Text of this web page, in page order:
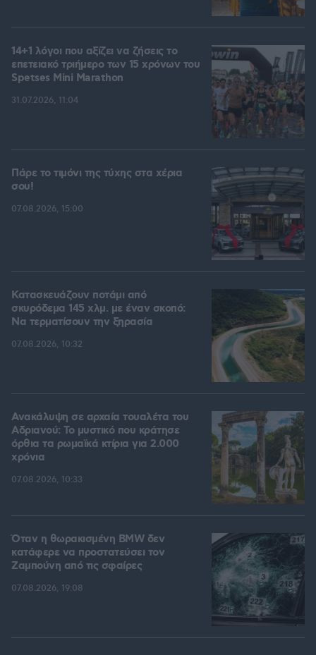
14+1 λόγοι που αξίζει να ζήσεις το
επετειακό τριήμερο των 15 χρόνων του
Spetses Mini Marathon
31.07.2026, 11:04
Πάρε το τιμόνι της τύχης στα χέρια
σου!
07.08.2026, 15:00
Κατασκευάζουν ποτάμι από
σκυρόδεμα 145 χλμ. με έναν σκοπό:
Να τερματίσουν την ξηρασία
07.08.2026, 10:32
Ανακάλυψη σε αρχαία τουαλέτα του
Αδριανού: Το μυστικό που κράτησε
όρθια τα ρωμαϊκά κτίρια για 2.000
χρόνια
07.08.2026, 10:33
Όταν η θωρακισμένη BMW δεν
κατάφερε να προστατεύσει τον
Ζαμπούνη από τις σφαίρες
07.08.2026, 19:08